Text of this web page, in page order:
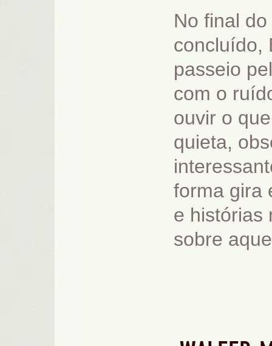
No final
concluído,
passeio
com o
ouvir o
quieta,
forma gira
e histórias
sobre